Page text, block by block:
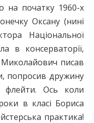
на початку 1960-х
Оксану (нині
Національної
в консерваторії,
Миколайович писав
попросив дружину
флейти. Ось коли
в класі Бориса
практика!